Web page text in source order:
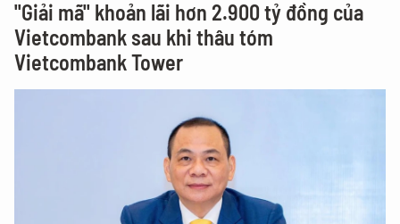
"Giải mã" khoản lãi hơn 2.900 tỷ đồng của
Vietcombank sau khi thâu tóm
Vietcombank Tower